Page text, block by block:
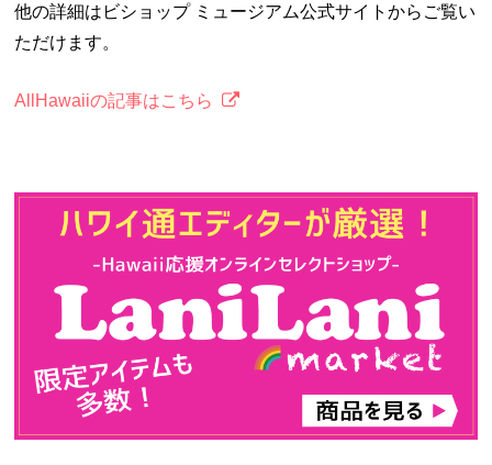
他の詳細はビショップ ミュージアム公式サイトからご覧い
ただけます。
AllHawaiiの記事はこちら